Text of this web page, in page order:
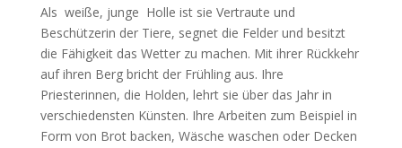
Als weiße, junge Holle ist sie Vertraute und
Beschützerin der Tiere, segnet die Felder und besitzt
die Fähigkeit das Wetter zu machen. Mit ihrer Rückkehr
auf ihren Berg bricht der Frühling aus. Ihre
Priesterinnen, die Holden, lehrt sie über das Jahr in
verschiedensten Künsten. Ihre Arbeiten zum Beispiel in
Form von Brot backen, Wäsche waschen oder Decken